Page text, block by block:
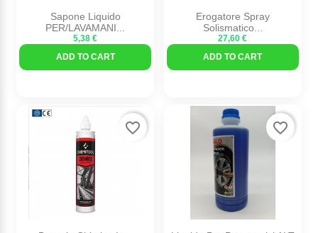
Sapone Liquido
PER/LAVAMANI...
5,38 €
ADD TO CART
Erogatore Spray
Solismatico...
27,60 €
ADD TO CART
favorite_border favorite_border